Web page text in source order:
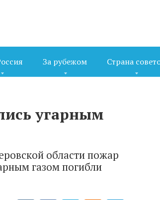
За рубежом Страна
угарным
области пожар
газом погибли